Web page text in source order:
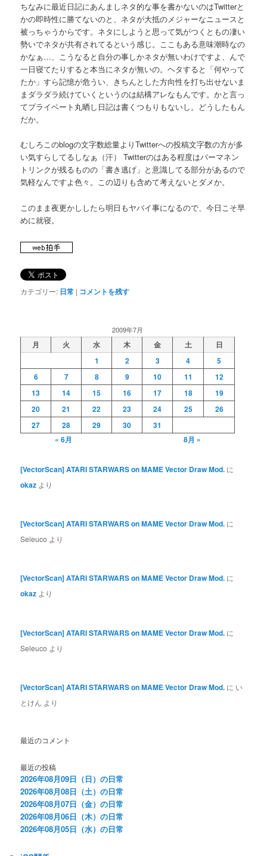
ちなみに最近日記にあんましネタ的な事を書かないのはTwitterと
かの即時性に勝てないのと、ネタが大抵のメジャーなニュースと
被っちゃうからです。ネタにしようと思って気がつくともの凄い
勢いでネタが共有されてるという感じ。ここもある意味潮時なの
かなぁ…、こうなると自分の事しかネタが無いわけですよ、んで
一日寝てたりすると本当にネタが無いの。ヘタすると「何やって
たか」すら記憶が危うい、きちんとした方向性を打ち出せないま
まダラダラ続けていくというのは結構アレなもんです。かと言っ
てプライベート丸晒し日記は書くつもりもないし。どうしたもん
だか。
むしろこのblogの文字数総量よりTwitterへの投稿文字数の方が多
い気すらしてるしなぁ（汗） Twitterのはある程度はパーマネン
トリンクが残るものの「書き逃げ」と意識してる部分があるので
気軽なんですよ色々。この辺りも含めて考えないとダメか。
このまま夜更かししたら明日もヤバイ事になるので、今日こそ早
めに就寝。
カテゴリー: 日常 | コメントを残す
2009年7月
月 火 水 木 金 土
日
1
2 3 4
5
6
7 8 9 10 11
12
13
14 15 16 17 18
19
20
21 22 23 24 25
26
27
28 29 30
31
« 6月
8月 »
[VectorScan] ATARI STARWARS on MAME Vector Draw Mod. に
okaz より
[VectorScan] ATARI STARWARS on MAME Vector Draw Mod. に
Seleuco より
[VectorScan] ATARI STARWARS on MAME Vector Draw Mod. に
okaz より
[VectorScan] ATARI STARWARS on MAME Vector Draw Mod. に
Seleuco より
[VectorScan] ATARI STARWARS on MAME Vector Draw Mod. に い
とけん より
最近のコメント
最近の投稿
2026年08月09日（日）の日常
2026年08月08日（土）の日常
2026年08月07日（金）の日常
2026年08月06日（木）の日常
2026年08月05日（水）の日常